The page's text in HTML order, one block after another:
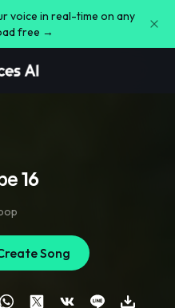
voice in real-time on any
free →
16
Song